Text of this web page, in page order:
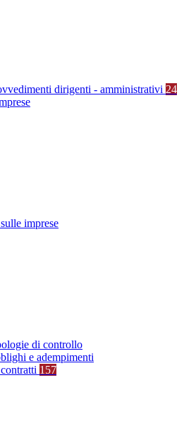
dirigenti - amministrativi 24
imprese
di controllo
e adempimenti
157